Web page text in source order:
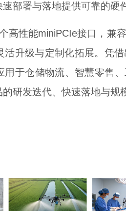
部署与落地提供可靠的硬
高性能miniPCIe接口，兼
活升级与定制化拓展。凭
用于仓储物流、智慧零售
研发迭代、快速落地与规